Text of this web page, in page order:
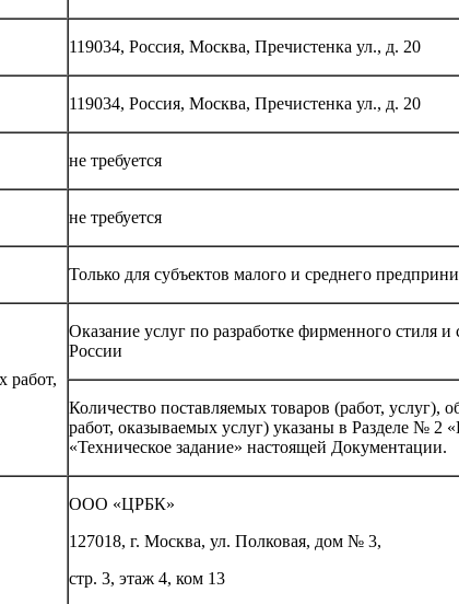
119034, Россия, Москва, Пречистенка ул., д. 20
119034, Россия, Москва, Пречистенка ул., д. 20
не требуется
не требуется
Только для субъектов малого и среднего
работ,
Оказание услуг по разработке фирменного
России
Количество поставляемых товаров (работ, услуг),
работ, оказываемых услуг) указаны в Разделе № 2
«Техническое задание» настоящей Документации.
ООО «ЦРБК»
127018, г. Москва, ул. Полковая, дом № 3,
стр. 3, этаж 4, ком 13